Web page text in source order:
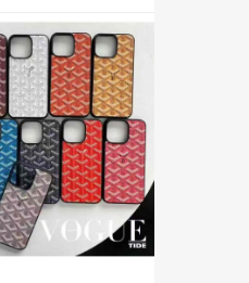
Air 16 Plus ケース
Goyard Iphone Air
12 13 Pro Max 14 ブ
ール スマホケース